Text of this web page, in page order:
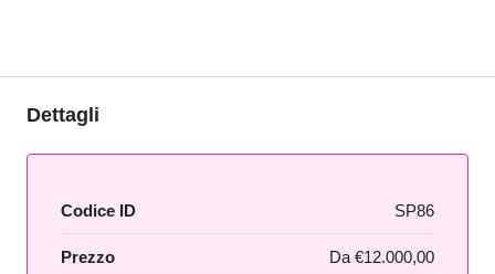
Dettagli
Codice ID SP86
Prezzo Da €12.000,00